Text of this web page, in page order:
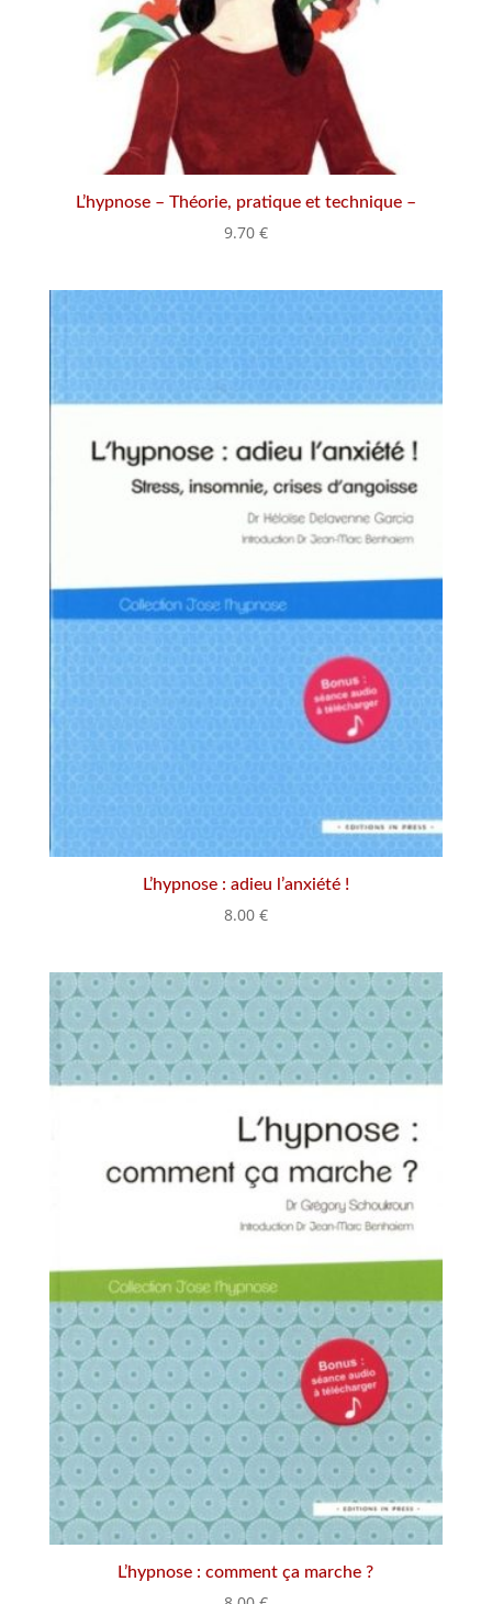
L’hypnose – Théorie, pratique et technique –
9.70 €
L’hypnose : adieu l’anxiété !
8.00 €
L’hypnose : comment ça marche ?